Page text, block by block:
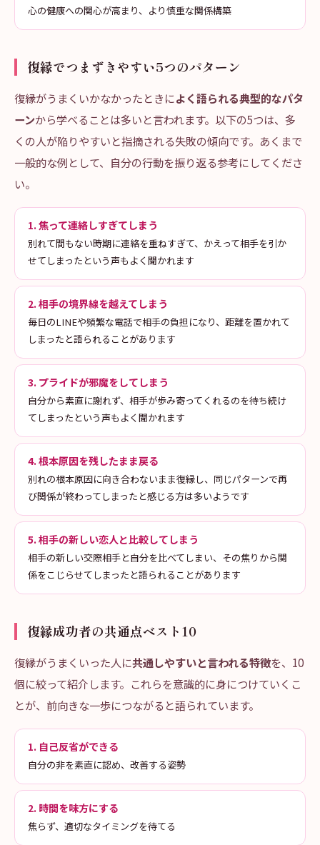
心の健康への関心が高まり、より慎重な関係構築
復縁でつまずきやすい5つのパターン
復縁がうまくいかなかったときによく語られる典型的なパタ
ーンから学べることは多いと言われます。以下の5つは、多
くの人が陥りやすいと指摘される失敗の傾向です。あくまで
一般的な例として、自分の行動を振り返る参考にしてくださ
い。
1. 焦って連絡しすぎてしまう
別れて間もない時期に連絡を重ねすぎて、かえって相手を引か
せてしまったという声もよく聞かれます
2. 相手の境界線を越えてしまう
毎日のLINEや頻繁な電話で相手の負担になり、距離を置かれて
しまったと語られることがあります
3. プライドが邪魔をしてしまう
自分から素直に謝れず、相手が歩み寄ってくれるのを待ち続け
てしまったという声もよく聞かれます
4. 根本原因を残したまま戻る
別れの根本原因に向き合わないまま復縁し、同じパターンで再
び関係が終わってしまったと感じる方は多いようです
5. 相手の新しい恋人と比較してしまう
相手の新しい交際相手と自分を比べてしまい、その焦りから関
係をこじらせてしまったと語られることがあります
復縁成功者の共通点ベスト10
復縁がうまくいった人に共通しやすいと言われる特徴を、10
個に絞って紹介します。これらを意識的に身につけていくこ
とが、前向きな一歩につながると語られています。
1. 自己反省ができる
自分の非を素直に認め、改善する姿勢
2. 時間を味方にする
焦らず、適切なタイミングを待てる